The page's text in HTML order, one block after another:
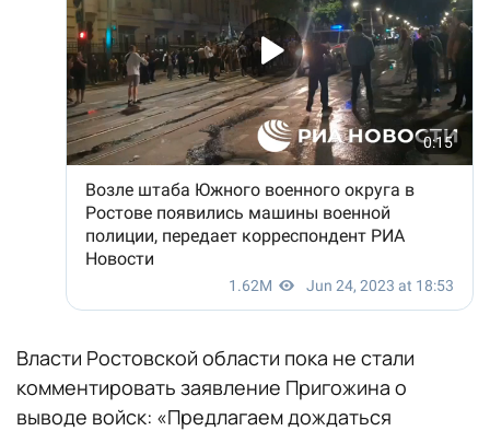
Власти Ростовской области пока не стали
комментировать заявление Пригожина о
выводе войск: «Предлагаем дождаться